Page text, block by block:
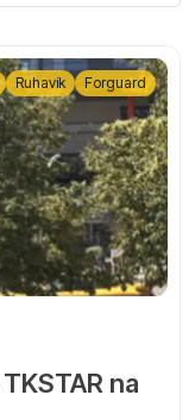
na
Ruhavik Forguard